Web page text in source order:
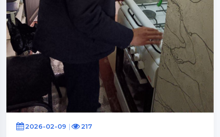
2026-02-09 217